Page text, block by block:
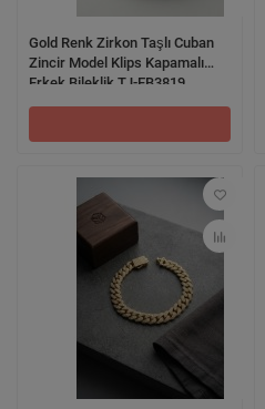
Gold Renk Zirkon Taşlı Cuban
Zincir Model Klips Kapamalı
Erkek Bileklik TJ-EB3819